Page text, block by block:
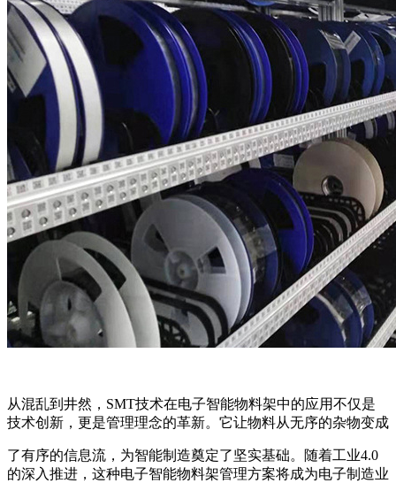
从混乱到井然，SMT技术在电子智能物料架中的应用不仅是
技术创新，更是管理理念的革新。它让物料从无序的杂物变成
了有序的信息流，为智能制造奠定了坚实基础。随着工业4.0
的深入推进，这种电子智能物料架管理方案将成为电子制造业